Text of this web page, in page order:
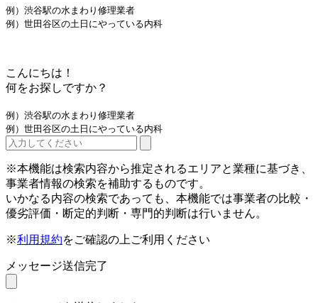
例）渋谷駅の水まわり修理業者
例）世田谷区の土日にやっている内科
こんにちは！
何をお探しですか？
例）渋谷駅の水まわり修理業者
例）世田谷区の土日にやっている内科
※本機能は検索内容から推定されるエリアと業種に基づき、
事業者情報の検索を補助するものです。
いかなる内容の検索であっても、本機能では事業者の比較・
優劣評価・断定的判断・専門的判断は行いません。
※利用規約をご確認の上ご利用ください
メッセージ送信完了